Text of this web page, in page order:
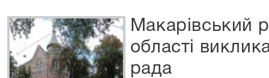
Макарівський
області
рада